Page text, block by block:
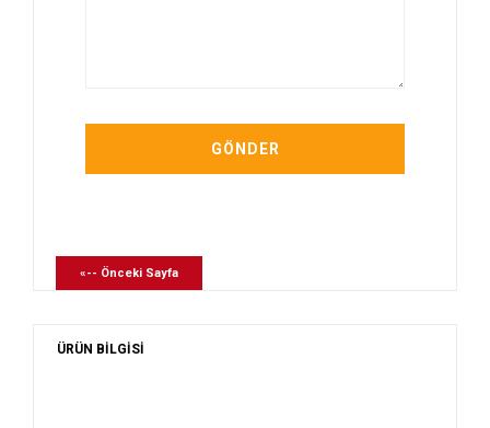
«-- Önceki Sayfa
ÜRÜN BİLGİSİ